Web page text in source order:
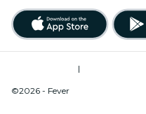
|
©2026 - Fever